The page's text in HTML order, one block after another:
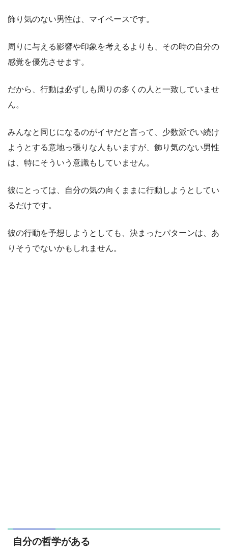
飾り気のない男性は、マイペースです。
周りに与える影響や印象を考えるよりも、その時の自分の
感覚を優先させます。
だから、行動は必ずしも周りの多くの人と一致していませ
ん。
みんなと同じになるのがイヤだと言って、少数派でい続け
ようとする意地っ張りな人もいますが、飾り気のない男性
は、特にそういう意識もしていません。
彼にとっては、自分の気の向くままに行動しようとしてい
るだけです。
彼の行動を予想しようとしても、決まったパターンは、あ
りそうでないかもしれません。
自分の哲学がある